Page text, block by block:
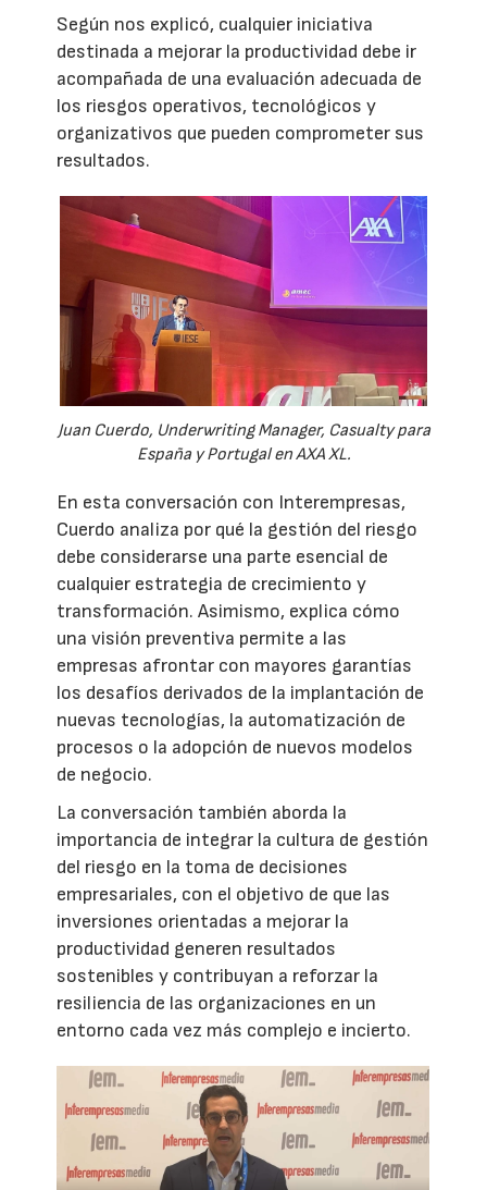
Según nos explicó, cualquier iniciativa
destinada a mejorar la productividad debe ir
acompañada de una evaluación adecuada de
los riesgos operativos, tecnológicos y
organizativos que pueden comprometer sus
resultados.
Juan Cuerdo, Underwriting Manager, Casualty para
España y Portugal en AXA XL.
En esta conversación con Interempresas,
Cuerdo analiza por qué la gestión del riesgo
debe considerarse una parte esencial de
cualquier estrategia de crecimiento y
transformación. Asimismo, explica cómo
una visión preventiva permite a las
empresas afrontar con mayores garantías
los desafíos derivados de la implantación de
nuevas tecnologías, la automatización de
procesos o la adopción de nuevos modelos
de negocio.
La conversación también aborda la
importancia de integrar la cultura de gestión
del riesgo en la toma de decisiones
empresariales, con el objetivo de que las
inversiones orientadas a mejorar la
productividad generen resultados
sostenibles y contribuyan a reforzar la
resiliencia de las organizaciones en un
entorno cada vez más complejo e incierto.